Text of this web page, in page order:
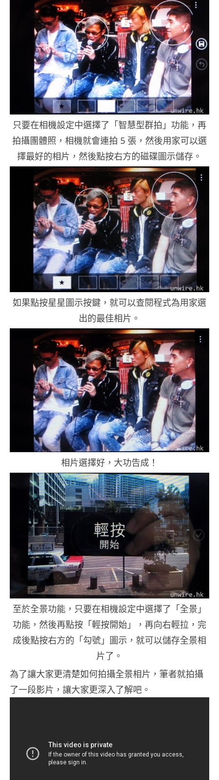
只要在相機設定中選擇了「智慧型群拍」功能，再
拍攝團體照，相機就會連拍 5 張，然後用家可以選
擇最好的相片，然後點按右方的磁碟圖示儲存。
如果點按星星圖示按鍵，就可以查閱程式為用家選
出的最佳相片。
相片選擇好，大功告成！
至於全景功能，只要在相機設定中選擇了「全景」
功能，然後再點按「輕按開始」，再向右輕拉，完
成後點按右方的「勾號」圖示，就可以儲存全景相
片了。
為了讓大家更清楚如何拍攝全景相片，筆者就拍攝
了一段影片，讓大家更深入了解吧。